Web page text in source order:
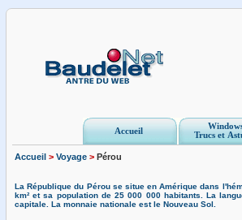
Accueil
Trucs et
Accueil > Voyage > Pérou
La République du Pérou se situe en Amérique dans
km² et sa population de 25 000 000 habitants. La
capitale. La monnaie nationale est le Nouveau Sol.